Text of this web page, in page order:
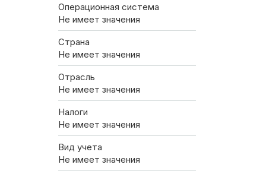
Операционная система
Не имеет значения
Страна
Не имеет значения
Отрасль
Не имеет значения
Налоги
Не имеет значения
Вид учета
Не имеет значения